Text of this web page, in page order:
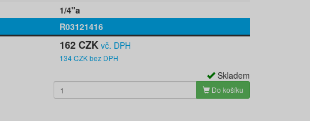
1/4"a
R03121416
162 CZK vč. DPH
134 CZK bez DPH
Skladem
Do košíku